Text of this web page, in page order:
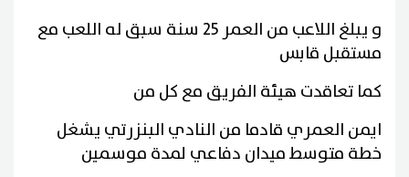
و يبلغ اللاعب من العمر 25 سنة سبق له اللعب مع
مستقبل قابس
كما تعاقدت هيئة الفريق مع كل من
ايمن العمري قادما من النادي البنزرتي يشغل
خطة متوسط ميدان دفاعي لمدة موسمين